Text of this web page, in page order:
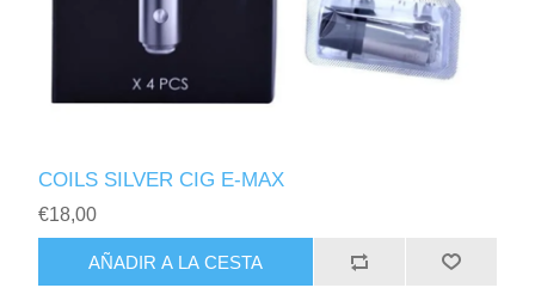
COILS SILVER CIG E-MAX
€18,00